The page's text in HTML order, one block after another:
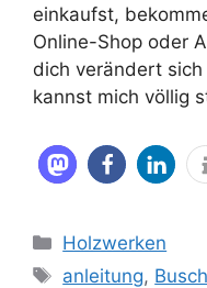
einkaufst,
Online-Shop oder
dich verändert
kannst mich völlig
Kategorien
Holzwerken
Schlagwörter
anleitung,